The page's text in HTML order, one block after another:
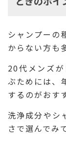
シャンプーの
からない方も
20代メンズ
ぶためには、
するのがおす
洗浄成分やシ
さで選んでみ